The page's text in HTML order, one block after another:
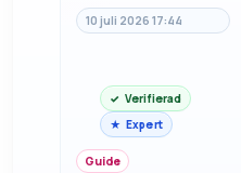
10 juli 2026 17:44
Verifierad
Expert
Guide